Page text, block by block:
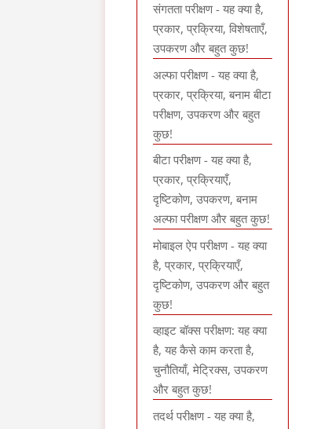
संगतता परीक्षण - यह क्या है,
प्रकार, प्रक्रिया, विशेषताएँ,
उपकरण और बहुत कुछ!
अल्फा परीक्षण - यह क्या है,
प्रकार, प्रक्रिया, बनाम बीटा
परीक्षण, उपकरण और बहुत
कुछ!
बीटा परीक्षण - यह क्या है,
प्रकार, प्रक्रियाएँ,
दृष्टिकोण, उपकरण, बनाम
अल्फा परीक्षण और बहुत कुछ!
मोबाइल ऐप परीक्षण - यह क्या
है, प्रकार, प्रक्रियाएँ,
दृष्टिकोण, उपकरण और बहुत
कुछ!
व्हाइट बॉक्स परीक्षण: यह क्या
है, यह कैसे काम करता है,
चुनौतियाँ, मेट्रिक्स, उपकरण
और बहुत कुछ!
तदर्थ परीक्षण - यह क्या है,